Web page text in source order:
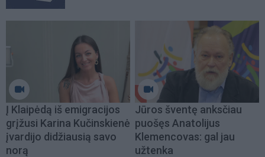
Į Klaipėdą iš emigracijos
grįžusi Karina Kučinskienė
įvardijo didžiausią savo
norą
Jūros šventę anksčiau
puošęs Anatolijus
Klemencovas: gal jau
užtenka